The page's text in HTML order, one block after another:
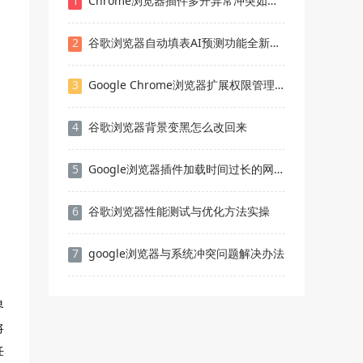
2 谷歌浏览器自动填表AI预测功能全新实现
3 Google Chrome浏览器扩展权限管理策略
4 谷歌浏览器背景变黑怎么改回来
5 Google浏览器插件加载时间过长的网络策略调整方案
6 谷歌浏览器性能测试与优化方法实操
7 google浏览器与系统冲突问题解决办法